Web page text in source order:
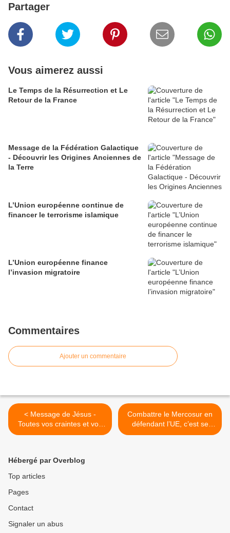
Partager
Vous aimerez aussi
Le Temps de la Résurrection et Le
Retour de la France
Message de la Fédération Galactique
- Découvrir les Origines Anciennes de
la Terre
L’Union européenne continue de
financer le terrorisme islamique
L’Union européenne finance
l’invasion migratoire
Commentaires
Ajouter un commentaire
< Message de Jésus -
Toutes vos craintes et vos
inquiétudes sont sans
Combattre le Mercosur en
défendant l’UE, c’est se
moquer des agriculteurs >
Hébergé par Overblog
Top articles
Pages
Contact
Signaler un abus